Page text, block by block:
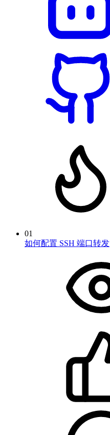
01
如何配置 SSH 端口转发